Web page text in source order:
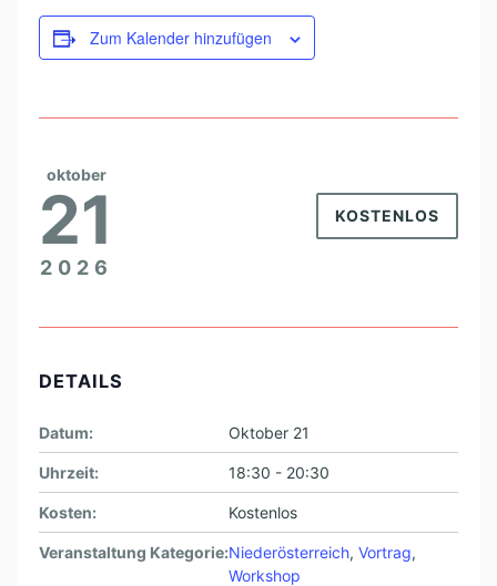
U
N
H
R
M
O
N
E
E
V
E
R
Zum Kalender hinzufügen
oktober
21
2026
KOSTENLOS
DETAILS
Datum: Oktober 21
Uhrzeit: 18:30 - 20:30
Kosten: Kostenlos
Veranstaltung Kategorie:Niederösterreich, Vortrag,
Workshop